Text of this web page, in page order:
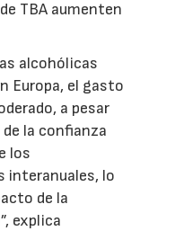
TBA aumenten
alcohólicas
Europa, el gasto
a pesar
la confianza
los
interanuales, lo
de la
explica